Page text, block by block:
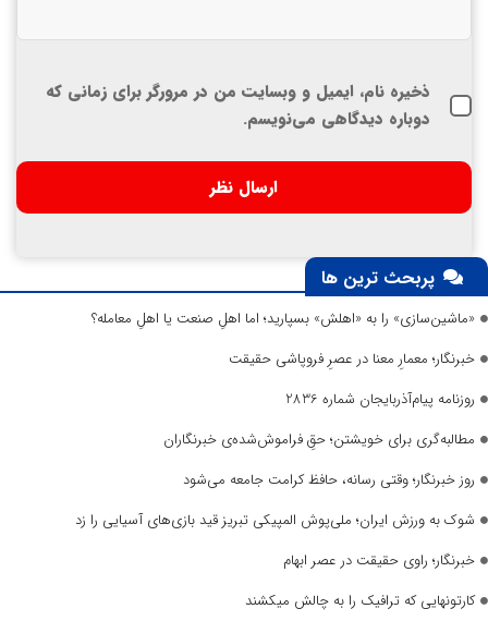
ذخیره نام، ایمیل و وبسایت من در مرورگر برای زمانی که
دوباره دیدگاهی می‌نویسم.
پربحث ترین ها
«ماشین‌سازی» را به «اهلش» بسپارید؛ اما اهلِ صنعت یا اهلِ معامله؟
خبرنگار؛ معمارِ معنا در عصرِ فروپاشی حقیقت
روزنامه پیام‌آذربایجان شماره 2836
مطالبه‌گری برای خویشتن؛ حقِ فراموش‌شده‌ی خبرنگاران
روز خبرنگار؛ وقتی رسانه، حافظ کرامت جامعه می‌شود
شوک به ورزش ایران؛ ملی‌پوش المپیکی تبریز قید بازی‌های آسیایی را زد
خبرنگار؛ راوی حقیقت در عصر ابهام
کارتونهایی که ترافیک را به چالش میکشند